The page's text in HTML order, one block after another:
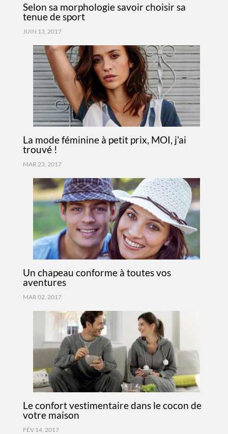
Selon sa morphologie savoir choisir sa
tenue de sport
JUIN 13, 2017
La mode féminine à petit prix, MOI, j’ai
trouvé !
MAR 23, 2017
Un chapeau conforme à toutes vos
aventures
MAR 02, 2017
Le confort vestimentaire dans le cocon de
votre maison
FÉV 14, 2017